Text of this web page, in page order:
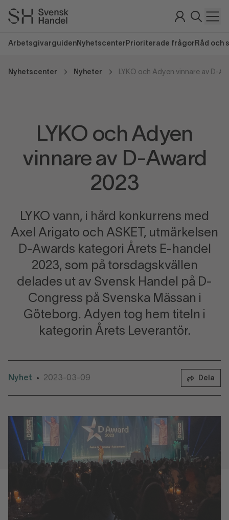
Arbetsgivarguiden Nyhetscenter Prioriterade frågor Råd och
Nyhetscenter Nyheter LYKO och Adyen vinnare av D-
LYKO och Adyen
vinnare av D-Award
2023
LYKO vann, i hård konkurrens med
Axel Arigato och ASKET, utmärkelsen
D-Awards kategori Årets E-handel
2023, som på torsdagskvällen
delades ut av Svensk Handel på D-
Congress på Svenska Mässan i
Göteborg. Adyen tog hem titeln i
kategorin Årets Leverantör.
Nyhet • 2023-03-09 Dela